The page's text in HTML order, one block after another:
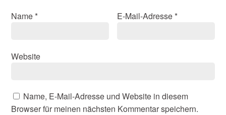
Name * E-Mail-Adresse *
Website
Name, E-Mail-Adresse und Website in diesem
Browser für meinen nächsten Kommentar speichern.